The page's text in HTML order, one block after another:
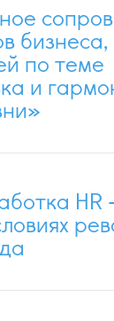
бизнеса,
по теме
и
HR -